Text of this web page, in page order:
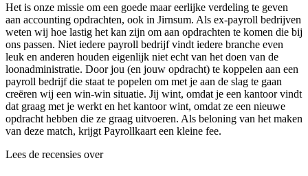
Het is onze missie om een goede maar eerlijke verdeling te geven
aan accounting opdrachten, ook in Jirnsum. Als ex-payroll bedrijven
weten wij hoe lastig het kan zijn om aan opdrachten te komen die bij
ons passen. Niet iedere payroll bedrijf vindt iedere branche even
leuk en anderen houden eigenlijk niet echt van het doen van de
loonadministratie. Door jou (en jouw opdracht) te koppelen aan een
payroll bedrijf die staat te popelen om met je aan de slag te gaan
creëren wij een win-win situatie. Jij wint, omdat je een kantoor vindt
dat graag met je werkt en het kantoor wint, omdat ze een nieuwe
opdracht hebben die ze graag uitvoeren. Als beloning van het maken
van deze match, krijgt Payrollkaart een kleine fee.
Lees de recensies over